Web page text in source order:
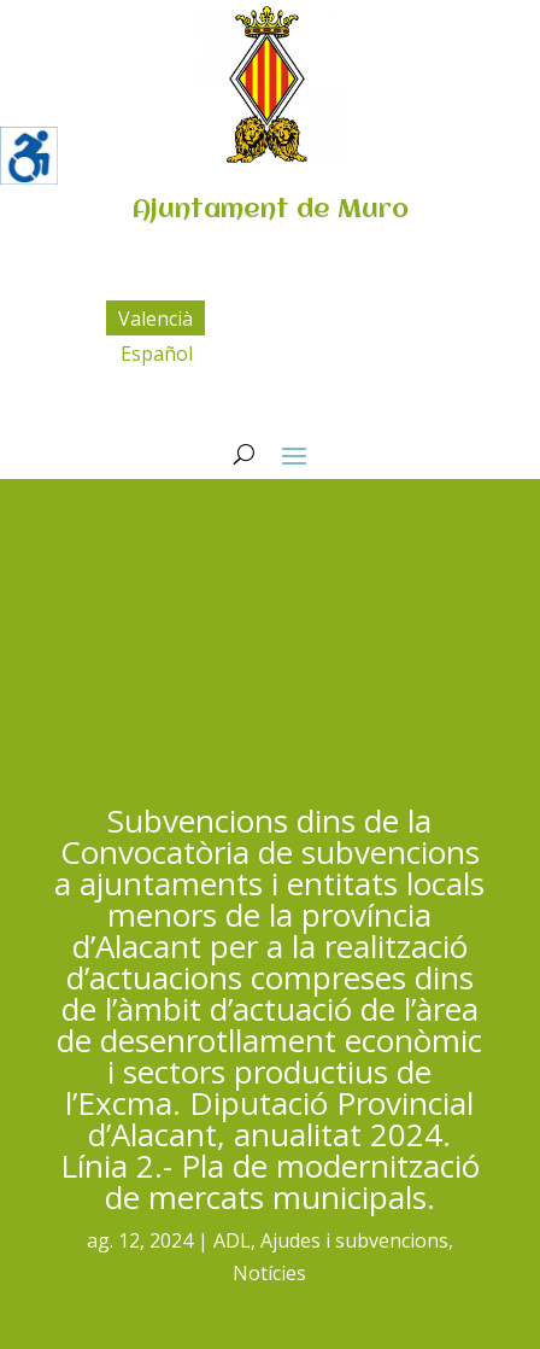
Ajuntament de Muro
Valencià
Español
Subvencions dins de la
Convocatòria de subvencions
a ajuntaments i entitats locals
menors de la província
d’Alacant per a la realització
d’actuacions compreses dins
de l’àmbit d’actuació de l’àrea
de desenrotllament econòmic
i sectors productius de
l’Excma. Diputació Provincial
d’Alacant, anualitat 2024.
Línia 2.- Pla de modernització
de mercats municipals.
ag. 12, 2024 ADL, Ajudes i subvencions,
Notícies